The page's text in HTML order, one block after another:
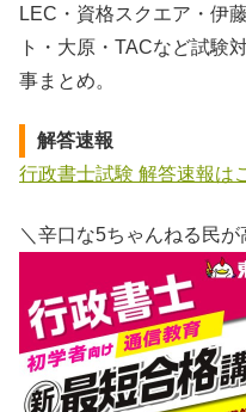
LEC・資格スクエア・伊
ト・大原・TACなど試験
事まとめ。
解答速報
行政書士試験 解答速報は
＼辛口な5ちゃんねる民